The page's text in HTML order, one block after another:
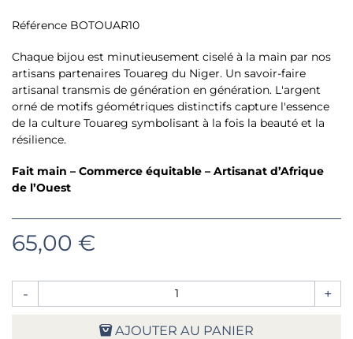
Référence BOTOUAR10
Chaque bijou est minutieusement ciselé à la main par nos
artisans partenaires Touareg du Niger. Un savoir-faire
artisanal transmis de génération en génération. L'argent
orné de motifs géométriques distinctifs capture l'essence
de la culture Touareg symbolisant à la fois la beauté et la
résilience.
Fait main – Commerce équitable – Artisanat d’Afrique
de l’Ouest
65,00 €
- +
AJOUTER AU PANIER